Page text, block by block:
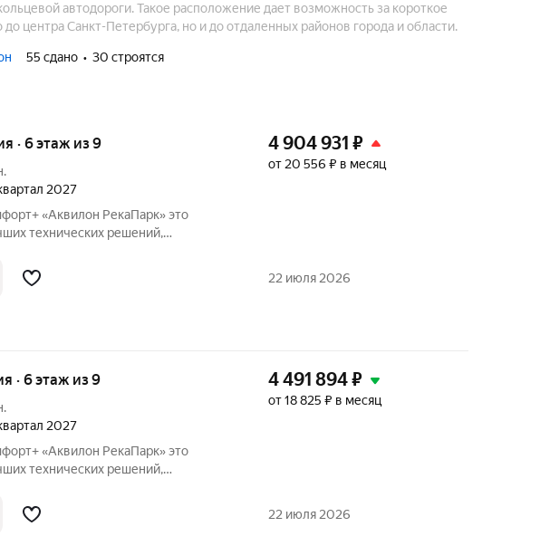
автодороги. Такое расположение дает возможность за короткое
до центра Санкт-Петербурга, но и до отдаленных районов города и области.
55 сдано 30 строятся
· 6 этаж из 9
2027
«Аквилон РекаПарк» это
технических решений,
перспективный проект для тех,
4 904 931 ₽
от 20 556 ₽ в месяц
22 июля 2026
· 6 этаж из 9
2027
«Аквилон РекаПарк» это
технических решений,
перспективный проект для тех,
4 491 894₽
от 18 825 ₽ в месяц
22 июля 2026